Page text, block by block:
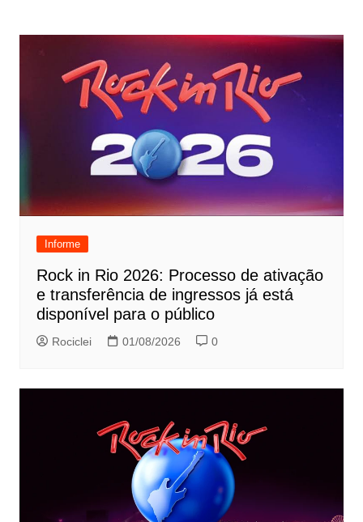
Informe
Rock in Rio 2026: Processo de ativação
e transferência de ingressos já está
disponível para o público
Rociclei 01/08/2026 0